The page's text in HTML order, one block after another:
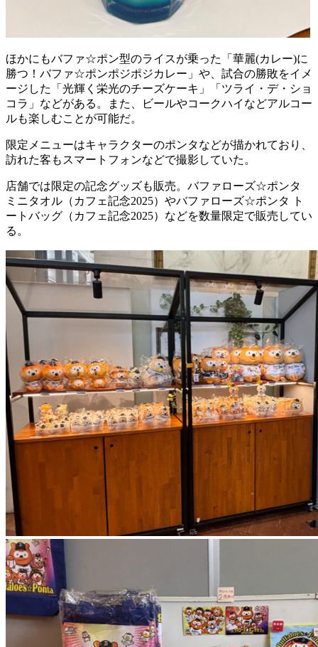
ほかにもバファ☆ポン型のライスが乗った「華麗(カレー)に
勝つ！バファ☆ポンポジポジカレー」や、試合の勝敗をイメ
ージした「光輝く栄光のチーズケーキ」「ツライ・デ・ショ
コラ」などがある。また、ビールやコークハイなどアルコー
ルも楽しむことが可能だ。
限定メニューはキャラクターのポンタなどが描かれており、
訪れた客もスマートフォンなどで撮影していた。
店舗では限定の記念グッズも販売。バファローズ☆ポンタ
ミニタオル（カフェ記念2025）やバファローズ☆ポンタ ト
ートバッグ（カフェ記念2025）などを数量限定で販売してい
る。